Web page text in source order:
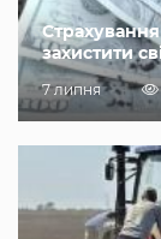
захистити
7 липня